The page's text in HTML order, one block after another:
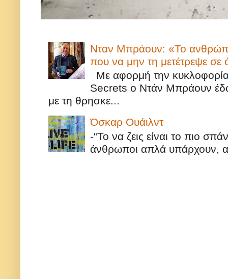
Νταν Μπράουν: «Το
που να μην τη μετέτρεψε σε
Με αφορμή την
Secrets ο Ντάν Μπράουν
με τη θρησκε...
Όσκαρ Ουάιλντ
-“Το να ζεις είναι το πιο
άνθρωποι απλά υπάρχουν,